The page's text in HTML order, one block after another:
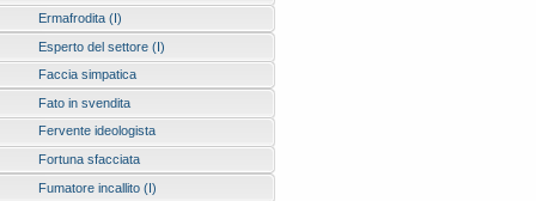
Ermafrodita (I)
Esperto del settore (I)
Faccia simpatica
Fato in svendita
Fervente ideologista
Fortuna sfacciata
Fumatore incallito (I)